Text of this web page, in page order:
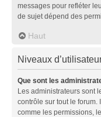
messages pour refléter
de sujet dépend des
Haut
Niveaux
Que sont les
Les administrateurs sont
contrôle sur tout le forum.
comme les permissions,